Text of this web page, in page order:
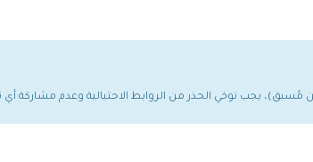
مُسبق)، يجب توخي الحذر من الروابط الاحتيالية وعدم مشاركة